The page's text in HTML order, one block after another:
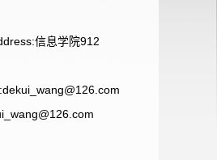
信息学院912